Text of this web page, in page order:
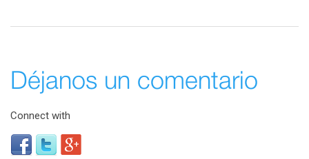
Déjanos un comentario
Connect with